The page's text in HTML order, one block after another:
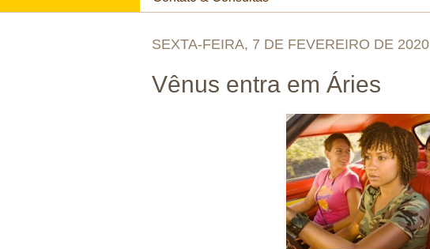
SEXTA-FEIRA, 7 DE FEVEREIRO DE 2020
Vênus entra em Áries